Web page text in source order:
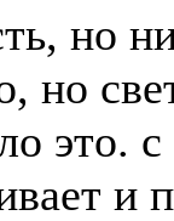
но
но
это.
и